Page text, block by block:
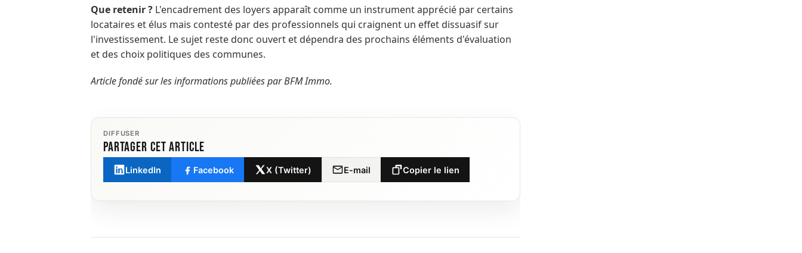
Que retenir ? L'encadrement des loyers apparaît comme un instrument apprécié par certains
locataires et élus mais contesté par des professionnels qui craignent un effet dissuasif sur
l'investissement. Le sujet reste donc ouvert et dépendra des prochains éléments d'évaluation
et des choix politiques des communes.
Article fondé sur les informations publiées par BFM Immo.
DIFFUSER
Partager cet article
LinkedIn Facebook X (Twitter) E-mail Copier le lien